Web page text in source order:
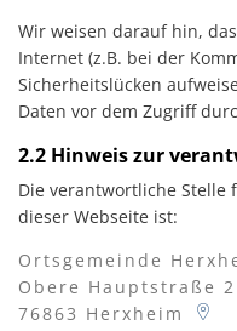
Wir weisen darauf hin,
Internet (z.B. bei der
Sicherheitslücken
Daten vor dem Zugriff
2.2 Hinweis zur
Die verantwortliche
dieser Webseite ist:
Ortsgemeinde
Obere Hauptstraße 2
76863 Herxheim